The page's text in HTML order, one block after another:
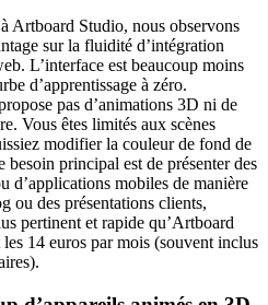
Artboard Studio, nous observons
sur la fluidité d’intégration
L’interface est beaucoup moins
d’apprentissage à zéro.
pas d’animations 3D ni de
Vous êtes limités aux scènes
modifier la couleur de fond de
besoin principal est de présenter des
d’applications mobiles de manière
ou des présentations clients,
pertinent et rapide qu’Artboard
14 euros par mois (souvent inclus